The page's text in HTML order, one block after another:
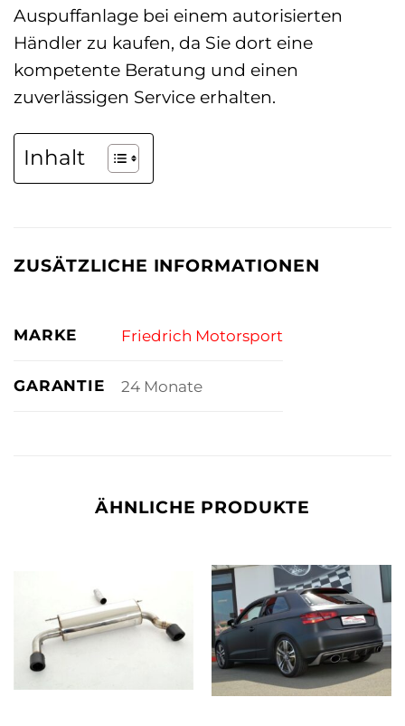
Auspuffanlage bei einem autorisierten
Händler zu kaufen, da Sie dort eine
kompetente Beratung und einen
zuverlässigen Service erhalten.
Inhalt
ZUSÄTZLICHE INFORMATIONEN
MARKE Friedrich Motorsport
GARANTIE 24 Monate
ÄHNLICHE PRODUKTE